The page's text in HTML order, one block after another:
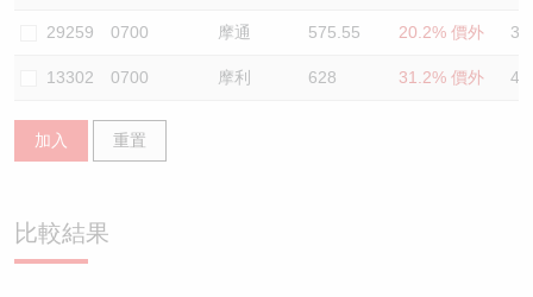
29259 0700 摩通 575.55 20.2% 價外
13302 0700 摩利 628 31.2% 價外
加入 重置
比較結果